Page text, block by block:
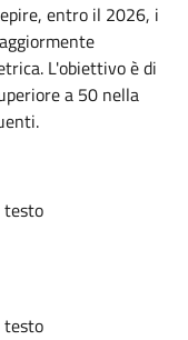
entro il 2026, i
L'obiettivo è di
a 50 nella
testo
testo